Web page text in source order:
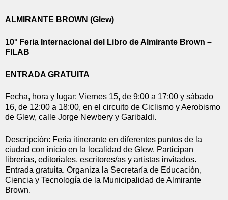
ALMIRANTE BROWN (Glew)
10° Feria Internacional del Libro de Almirante Brown –
FILAB
ENTRADA GRATUITA
Fecha, hora y lugar: Viernes 15, de 9:00 a 17:00 y sábado
16, de 12:00 a 18:00, en el circuito de Ciclismo y Aerobismo
de Glew, calle Jorge Newbery y Garibaldi.
Descripción: Feria itinerante en diferentes puntos de la
ciudad con inicio en la localidad de Glew. Participan
librerías, editoriales, escritores/as y artistas invitados.
Entrada gratuita. Organiza la Secretaría de Educación,
Ciencia y Tecnología de la Municipalidad de Almirante
Brown.